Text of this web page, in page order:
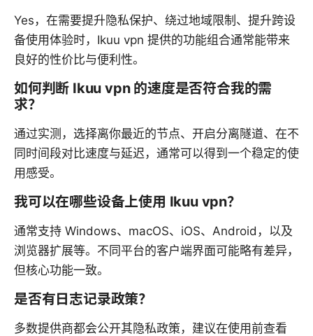
Yes，在需要提升隐私保护、绕过地域限制、提升跨设
备使用体验时，Ikuu vpn 提供的功能组合通常能带来
良好的性价比与便利性。
如何判断 Ikuu vpn 的速度是否符合我的需
求？
通过实测，选择离你最近的节点、开启分离隧道、在不
同时间段对比速度与延迟，通常可以得到一个稳定的使
用感受。
我可以在哪些设备上使用 Ikuu vpn？
通常支持 Windows、macOS、iOS、Android，以及
浏览器扩展等。不同平台的客户端界面可能略有差异，
但核心功能一致。
是否有日志记录政策？
多数提供商都会公开其隐私政策，建议在使用前查看